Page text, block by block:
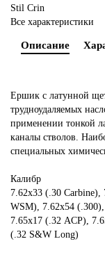
Stil Crin
Все характеристики
Описание
Ершик с латунной
трудноудаляемых
применении тонкой
каналы стволов.
специальных
Калибр
7.62х33 (.30
WSM), 7.62х54
7.65х17 (.32 ACP),
(.32 S&W Long)